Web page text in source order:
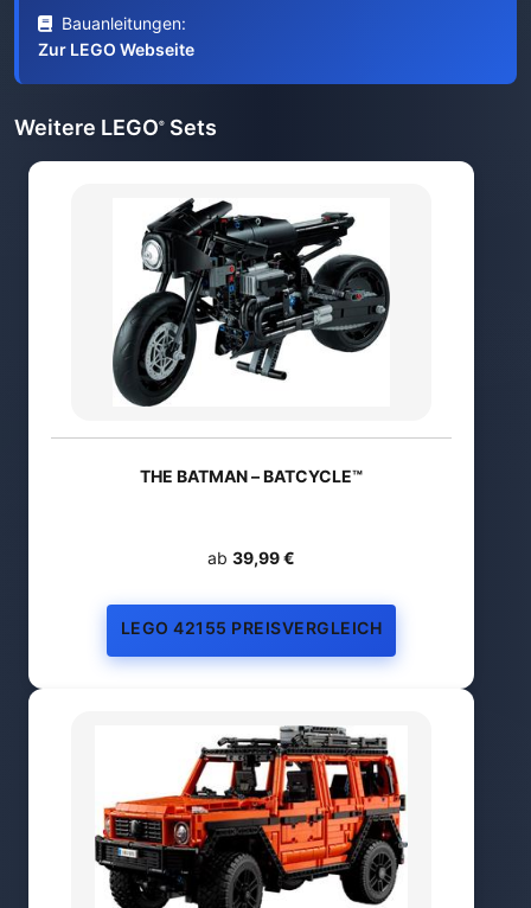
Bauanleitungen:
Zur LEGO Webseite
Weitere LEGO® Sets
THE BATMAN – BATCYCLE™
ab 39,99 €
LEGO 42155 PREISVERGLEICH